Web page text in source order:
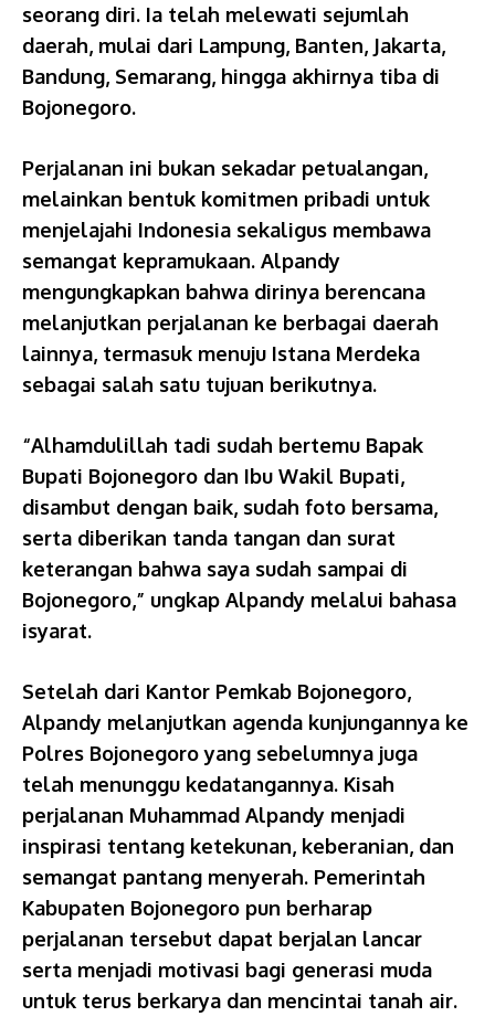
seorang diri. Ia telah melewati sejumlah
daerah, mulai dari Lampung, Banten, Jakarta,
Bandung, Semarang, hingga akhirnya tiba di
Bojonegoro.
Perjalanan ini bukan sekadar petualangan,
melainkan bentuk komitmen pribadi untuk
menjelajahi Indonesia sekaligus membawa
semangat kepramukaan. Alpandy
mengungkapkan bahwa dirinya berencana
melanjutkan perjalanan ke berbagai daerah
lainnya, termasuk menuju Istana Merdeka
sebagai salah satu tujuan berikutnya.
“Alhamdulillah tadi sudah bertemu Bapak
Bupati Bojonegoro dan Ibu Wakil Bupati,
disambut dengan baik, sudah foto bersama,
serta diberikan tanda tangan dan surat
keterangan bahwa saya sudah sampai di
Bojonegoro,” ungkap Alpandy melalui bahasa
isyarat.
Setelah dari Kantor Pemkab Bojonegoro,
Alpandy melanjutkan agenda kunjungannya ke
Polres Bojonegoro yang sebelumnya juga
telah menunggu kedatangannya. Kisah
perjalanan Muhammad Alpandy menjadi
inspirasi tentang ketekunan, keberanian, dan
semangat pantang menyerah. Pemerintah
Kabupaten Bojonegoro pun berharap
perjalanan tersebut dapat berjalan lancar
serta menjadi motivasi bagi generasi muda
untuk terus berkarya dan mencintai tanah air.